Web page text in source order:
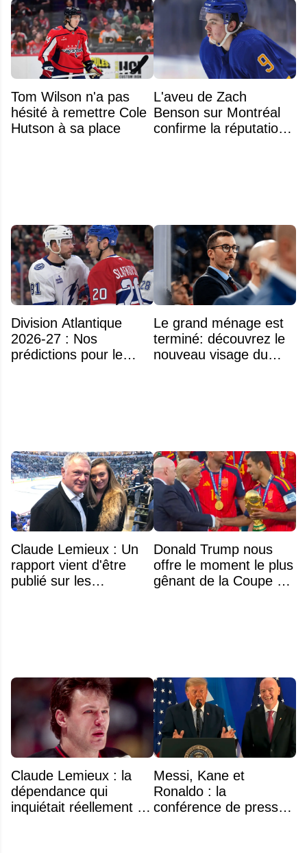
Tom Wilson n'a pas
hésité à remettre Cole
Hutson à sa place
L'aveu de Zach
Benson sur Montréal
confirme la réputation
Division Atlantique
2026-27 : Nos
prédictions pour le
Le grand ménage est
terminé: découvrez le
nouveau visage du
Claude Lemieux : Un
rapport vient d'être
publié sur les
Donald Trump nous
offre le moment le plus
gênant de la Coupe du
Claude Lemieux : la
dépendance qui
inquiétait réellement sa
Messi, Kane et
Ronaldo : la
conférence de presse